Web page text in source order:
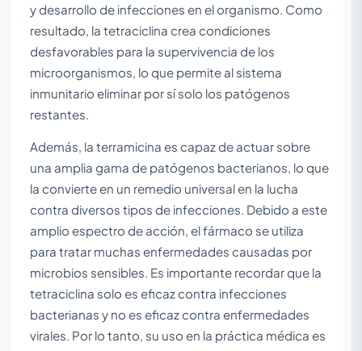
y desarrollo de infecciones en el organismo. Como
resultado, la tetraciclina crea condiciones
desfavorables para la supervivencia de los
microorganismos, lo que permite al sistema
inmunitario eliminar por sí solo los patógenos
restantes.
Además, la terramicina es capaz de actuar sobre
una amplia gama de patógenos bacterianos, lo que
la convierte en un remedio universal en la lucha
contra diversos tipos de infecciones. Debido a este
amplio espectro de acción, el fármaco se utiliza
para tratar muchas enfermedades causadas por
microbios sensibles. Es importante recordar que la
tetraciclina solo es eficaz contra infecciones
bacterianas y no es eficaz contra enfermedades
virales. Por lo tanto, su uso en la práctica médica es